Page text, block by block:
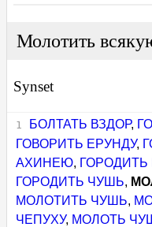
Молотить
Synset
БОЛТАТЬ ВЗДОР,
ГОВОРИТЬ ЕРУНДУ,
АХИНЕЮ, ГОРОДИТЬ
ГОРОДИТЬ ЧУШЬ,
МОЛОТИТЬ ЧУШЬ,
ЧЕПУХУ, МОЛОТЬ